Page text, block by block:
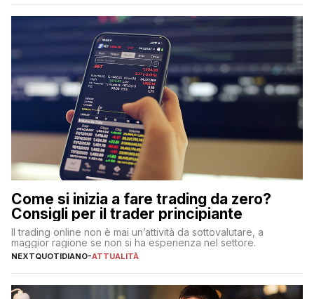
Come si inizia a fare trading da zero?
Consigli per il trader principiante
Il trading online non è mai un’attività da sottovalutare, a
maggior ragione se non si ha esperienza nel settore.
NEXTQUOTIDIANO-ATTUALITÀ